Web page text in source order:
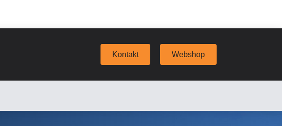
Kontakt Webshop